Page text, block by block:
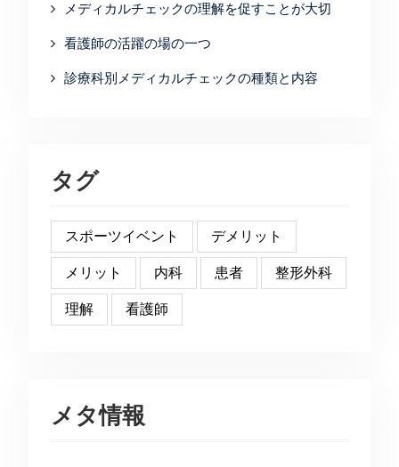
メディカルチェックの理解を促すことが大切
看護師の活躍の場の一つ
診療科別メディカルチェックの種類と内容
タグ
スポーツイベント デメリット
メリット 内科 患者 整形外科
理解 看護師
メタ情報